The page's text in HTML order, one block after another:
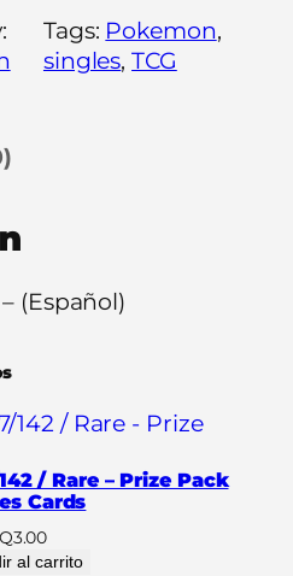
Tags: Pokemon
singles, TCG
(Español)
/ Rare – Prize Pack
Cards
Q3.00
al carrito